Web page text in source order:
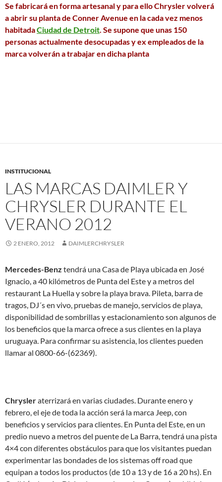
Se fabricará en forma artesanal y para ello Chrysler volverá
a abrir su planta de Conner Avenue en la cada vez menos
habitadaCiudad de Detroit. Se supone que unas 150
personas actualmente desocupadas y ex empleados de la
marca volverán a trabajar en dicha planta
INSTITUCIONAL
LAS MARCAS DAIMLER Y
CHRYSLER DURANTE EL
VERANO 2012
2 ENERO, 2012 DAIMLERCHRYSLER
Mercedes-Benz tendrá una Casa de Playa ubicada en José
Ignacio, a 40 kilómetros de Punta del Este y a metros del
restaurant La Huella y sobre la playa brava. Pileta, barra de
tragos, DJ´s en vivo, pruebas de manejo, servicios de playa,
disponibilidad de sombrillas y estacionamiento son algunos de
los beneficios que la marca ofrece a sus clientes en la playa
uruguaya. Para confirmar su asistencia, los clientes pueden
llamar al 0800-66-(62369).
Chrysleraterrizará en varias ciudades. Durante enero y
febrero, el eje de toda la acción será la marca Jeep, con
beneficios y servicios para clientes. En Punta del Este, en un
predio nuevo a metros del puente de La Barra, tendrá una pista
4×4 con diferentes obstáculos para que los visitantes puedan
experimentar las bondades de los sistemas off road que
equipan a todos los productos (de 10 a 13 y de 16 a 20 hs). En